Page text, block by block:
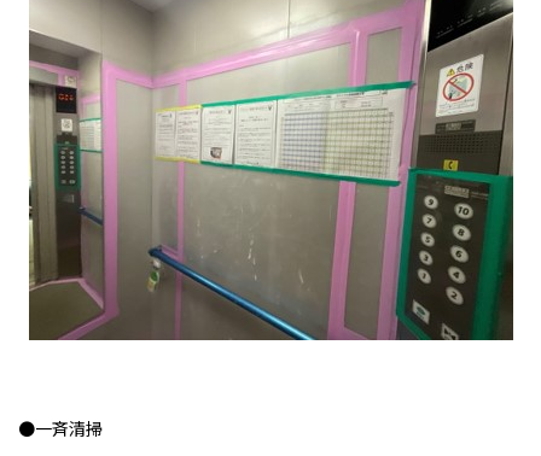
●一斉清掃